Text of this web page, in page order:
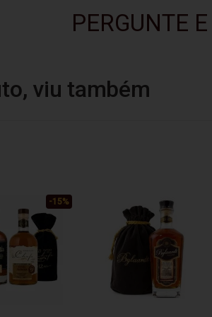
PERGUNTE
viu também
-15%